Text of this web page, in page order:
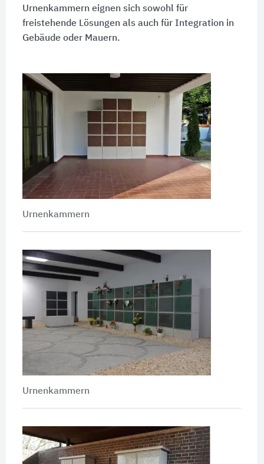
Urnenkammern eignen sich sowohl für
freistehende Lösungen als auch für Integration in
Gebäude oder Mauern.
Urnenkammern
Urnenkammern